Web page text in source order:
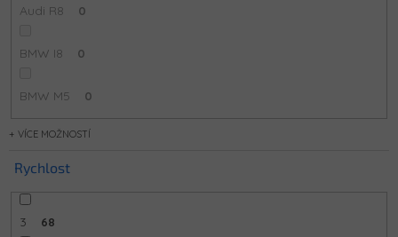
Audi R8 0
BMW I8 0
BMW M5 0
MOŽNOSTÍ
Rychlost
3 68